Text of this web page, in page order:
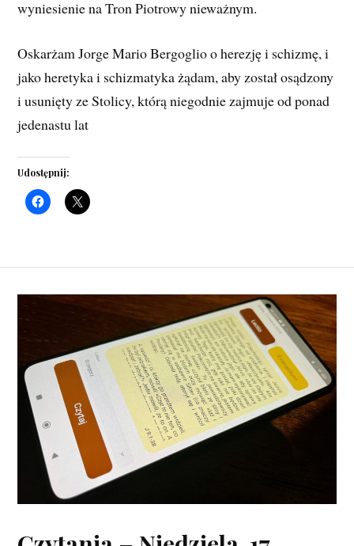
wyniesienie na Tron Piotrowy nieważnym.
Oskarżam Jorge Mario Bergoglio o herezję i schizmę, i
jako heretyka i schizmatyka żądam, aby został osądzony
i usunięty ze Stolicy, którą niegodnie zajmuje od ponad
jedenastu lat
Udostępnij: